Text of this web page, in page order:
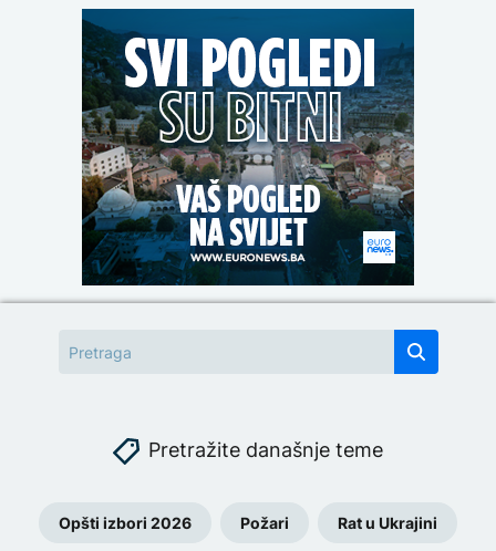
Pretražite današnje teme
Opšti izbori 2026 Požari Rat u Ukrajini